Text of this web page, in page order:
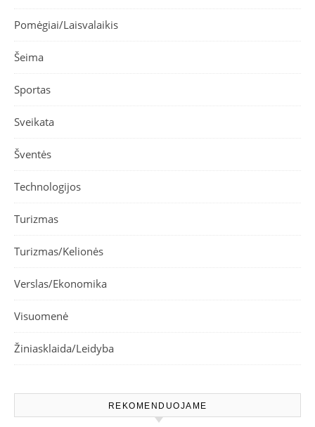
Pomėgiai/Laisvalaikis
Šeima
Sportas
Sveikata
Šventės
Technologijos
Turizmas
Turizmas/Kelionės
Verslas/Ekonomika
Visuomenė
Žiniasklaida/Leidyba
REKOMENDUOJAME